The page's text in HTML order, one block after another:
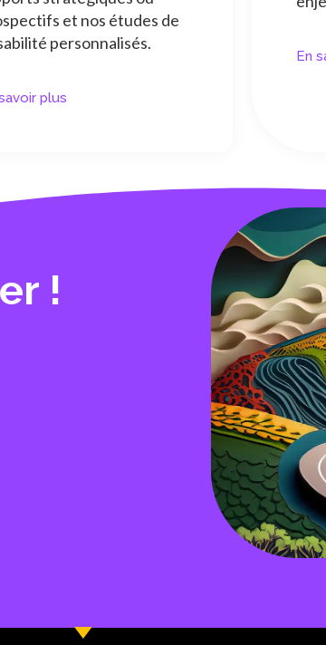
et nos études de
personnalisés.
plus
En
!